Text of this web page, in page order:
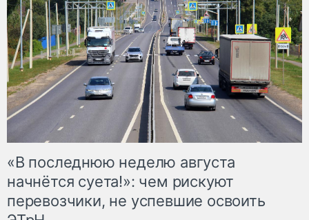
«В последнюю неделю августа
начнётся суета!»: чем рискуют
перевозчики, не успевшие освоить